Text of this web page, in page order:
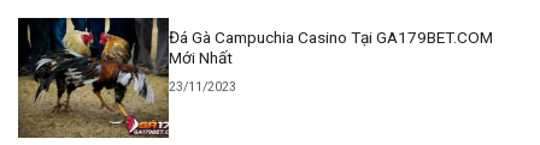
Đá Gà Campuchia Casino Tại GA179BET.COM
Mới Nhất
23/11/2023